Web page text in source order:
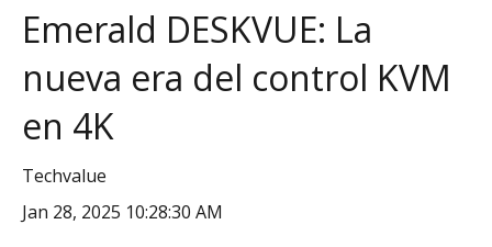
Emerald DESKVUE: La
nueva era del control KVM
en 4K
Techvalue
Jan 28, 2025 10:28:30 AM